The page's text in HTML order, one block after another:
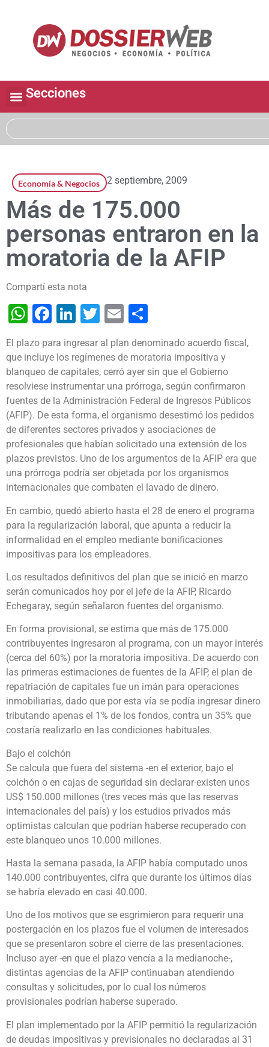
Secciones
Economía & Negocios 2 septiembre, 2009
Más de 175.000
personas entraron en la
moratoria de la AFIP
Compartí esta nota
WhatsApp
Facebook
LinkedIn
Twitter
Email
El plazo para ingresar al plan denominado acuerdo fiscal,
que incluye los regímenes de moratoria impositiva y
blanqueo de capitales, cerró ayer sin que el Gobierno
resolviese instrumentar una prórroga, según confirmaron
fuentes de la Administración Federal de Ingresos Públicos
(AFIP). De esta forma, el organismo desestimó los pedidos
de diferentes sectores privados y asociaciones de
profesionales que habían solicitado una extensión de los
plazos previstos. Uno de los argumentos de la AFIP era que
una prórroga podría ser objetada por los organismos
internacionales que combaten el lavado de dinero.
En cambio, quedó abierto hasta el 28 de enero el programa
para la regularización laboral, que apunta a reducir la
informalidad en el empleo mediante bonificaciones
impositivas para los empleadores.
Los resultados definitivos del plan que se inició en marzo
serán comunicados hoy por el jefe de la AFIP, Ricardo
Echegaray, según señalaron fuentes del organismo.
En forma provisional, se estima que más de 175.000
contribuyentes ingresaron al programa, con un mayor interés
(cerca del 60%) por la moratoria impositiva. De acuerdo con
las primeras estimaciones de fuentes de la AFIP, el plan de
repatriación de capitales fue un imán para operaciones
inmobiliarias, dado que por esta vía se podía ingresar dinero
tributando apenas el 1% de los fondos, contra un 35% que
costaría realizarlo en las condiciones habituales.
Bajo el colchón
Se calcula que fuera del sistema -en el exterior, bajo el
colchón o en cajas de seguridad sin declarar-existen unos
US$ 150.000 millones (tres veces más que las reservas
internacionales del país) y los estudios privados más
optimistas calculan que podrían haberse recuperado con
este blanqueo unos 10.000 millones.
Hasta la semana pasada, la AFIP había computado unos
140.000 contribuyentes, cifra que durante los últimos días
se habría elevado en casi 40.000.
Uno de los motivos que se esgrimieron para requerir una
postergación en los plazos fue el volumen de interesados
que se presentaron sobre el cierre de las presentaciones.
Incluso ayer -en que el plazo vencía a la medianoche-,
distintas agencias de la AFIP continuaban atendiendo
consultas y solicitudes, por lo cual los números
provisionales podrían haberse superado.
El plan implementado por la AFIP permitió la regularización
de deudas impositivas y previsionales no declaradas al 31